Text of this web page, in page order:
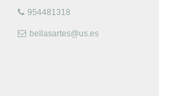
954481318
bellasartes@us.es